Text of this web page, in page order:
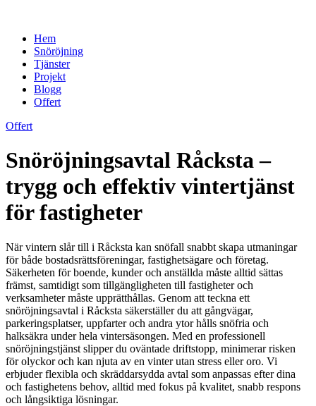
Hem
Snöröjning
Tjänster
Projekt
Blogg
Offert
Offert
Snöröjningsavtal Råcksta –
trygg och effektiv vintertjänst
för fastigheter
När vintern slår till i Råcksta kan snöfall snabbt skapa utmaningar
för både bostadsrättsföreningar, fastighetsägare och företag.
Säkerheten för boende, kunder och anställda måste alltid sättas
främst, samtidigt som tillgängligheten till fastigheter och
verksamheter måste upprätthållas. Genom att teckna ett
snöröjningsavtal i Råcksta säkerställer du att gångvägar,
parkeringsplatser, uppfarter och andra ytor hålls snöfria och
halksäkra under hela vintersäsongen. Med en professionell
snöröjningstjänst slipper du oväntade driftstopp, minimerar risken
för olyckor och kan njuta av en vinter utan stress eller oro. Vi
erbjuder flexibla och skräddarsydda avtal som anpassas efter dina
och fastighetens behov, alltid med fokus på kvalitet, snabb respons
och långsiktiga lösningar.